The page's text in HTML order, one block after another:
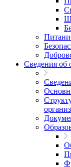
Сведения об